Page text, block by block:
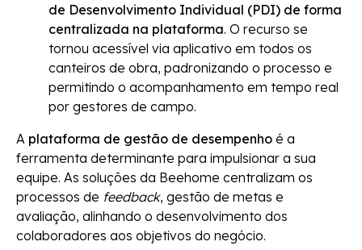
de Desenvolvimento Individual (PDI) de forma
centralizada na plataforma. O recurso se
tornou acessível via aplicativo em todos os
canteiros de obra, padronizando o processo e
permitindo o acompanhamento em tempo real
por gestores de campo.
A plataforma de gestão de desempenho é a
ferramenta determinante para impulsionar a sua
equipe. As soluções da Beehome centralizam os
processos de feedback, gestão de metas e
avaliação, alinhando o desenvolvimento dos
colaboradores aos objetivos do negócio.